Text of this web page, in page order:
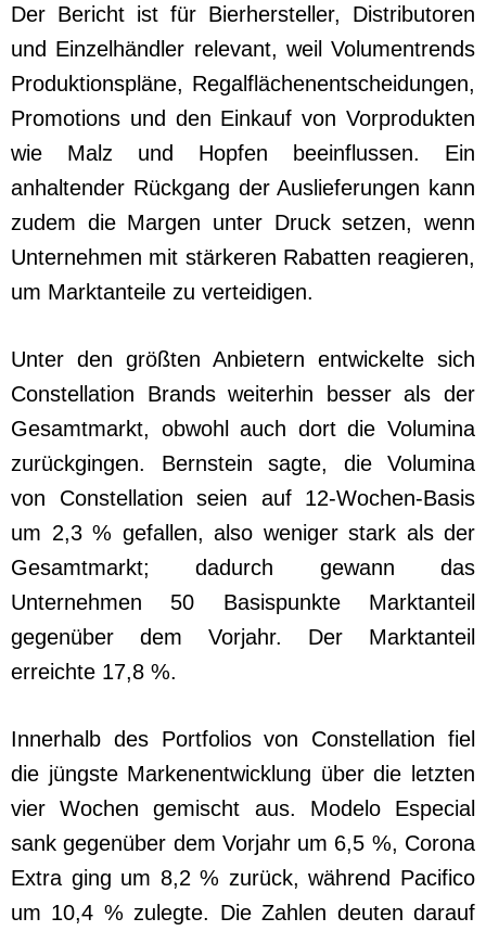
Der Bericht ist für Bierhersteller, Distributoren
und Einzelhändler relevant, weil Volumentrends
Produktionspläne, Regalflächenentscheidungen,
Promotions und den Einkauf von Vorprodukten
wie Malz und Hopfen beeinflussen. Ein
anhaltender Rückgang der Auslieferungen kann
zudem die Margen unter Druck setzen, wenn
Unternehmen mit stärkeren Rabatten reagieren,
um Marktanteile zu verteidigen.
Unter den größten Anbietern entwickelte sich
Constellation Brands weiterhin besser als der
Gesamtmarkt, obwohl auch dort die Volumina
zurückgingen. Bernstein sagte, die Volumina
von Constellation seien auf 12-Wochen-Basis
um 2,3 % gefallen, also weniger stark als der
Gesamtmarkt; dadurch gewann das
Unternehmen 50 Basispunkte Marktanteil
gegenüber dem Vorjahr. Der Marktanteil
erreichte 17,8 %.
Innerhalb des Portfolios von Constellation fiel
die jüngste Markenentwicklung über die letzten
vier Wochen gemischt aus. Modelo Especial
sank gegenüber dem Vorjahr um 6,5 %, Corona
Extra ging um 8,2 % zurück, während Pacifico
um 10,4 % zulegte. Die Zahlen deuten darauf